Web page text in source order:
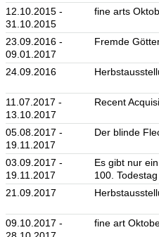
12.10.2015 -
31.10.2015
fine arts
23.09.2016 -
09.01.2017
Fremde
24.09.2016
11.07.2017 -
13.10.2017
Recent
05.08.2017 -
19.11.2017
Der blinde
03.09.2017 -
19.11.2017
Es gibt nur
100.
21.09.2017
09.10.2017 -
fine art